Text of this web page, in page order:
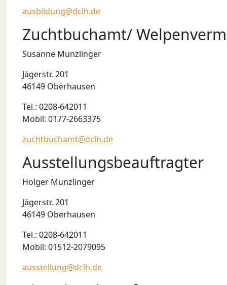
ausbildung@dclh.de
Zuchtbuchamt/
Susanne Munzlinger
Jägerstr. 201
46149 Oberhausen
Tel.: 0208-642011
Mobil: 0177-2663375
zuchtbuchamt@dclh.de
Ausstellungsbeauftragter
Holger Munzlinger
Jägerstr. 201
46149 Oberhausen
Tel.: 0208-642011
Mobil: 01512-2079095
ausstellung@dclh.de